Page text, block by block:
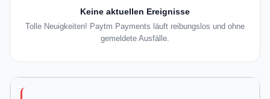
Keine aktuellen Ereignisse
Tolle Neuigkeiten! Paytm Payments läuft reibungslos und ohne
gemeldete Ausfälle.